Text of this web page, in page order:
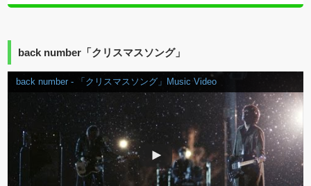
back number「クリスマスソング」
back number - 「クリスマスソング」Music Video